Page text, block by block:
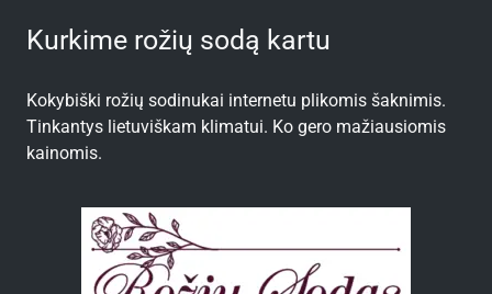
Kurkime rožių sodą kartu
Kokybiški rožių sodinukai internetu plikomis šaknimis.
Tinkantys lietuviškam klimatui. Ko gero mažiausiomis
kainomis.